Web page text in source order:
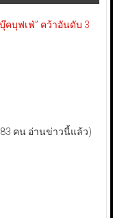
คบุฟเฟ่” คว้าอันดับ 3
คน อ่านข่าวนี้แล้ว)